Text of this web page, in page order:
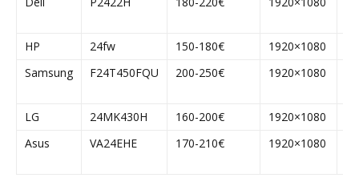
HP
24fw 150-180€ 1920×1080
Samsung
F24T450FQU 200-250€ 1920×1080
LG
24MK430H 160-200€ 1920×1080
Asus
VA24EHE 170-210€ 1920×1080